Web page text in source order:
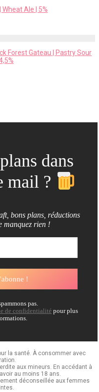
Wheat Ale | 5%
Forest Gateau | Pastry Sour
dans
mail ?
bons plans, réductions
manquez rien !
pas.
de confidentialité pour plus
la santé. À consommer avec
aux mineurs. En accédant à
au moins 18 ans.
déconseillée aux femmes